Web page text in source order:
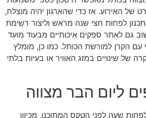
של האירוע. אז כדי שהארגון יהיה מוצלח,
לפחות חצי שנה מראש וליצור רשימת
גם לאתר ספקים איכותיים מבעוד מועד
עם הקרן למורשת הכותל. כמו כן, מומלץ
של שינויים במזג האוויר או בעיות בלתי
ליום הבר מצווה
שעה לפני הטקס המתוכנן, מכיוון